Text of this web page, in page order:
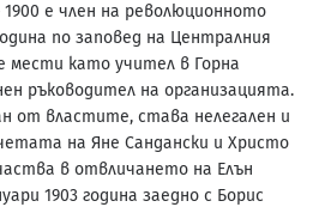
1900 е член на революционното
по заповед на Централния
като учител в Горна
ръководител на организацията.
от властите, става нелегален и
на Яне Сандански и Христо
в отвличането на Елън
1903 година заедно с Борис